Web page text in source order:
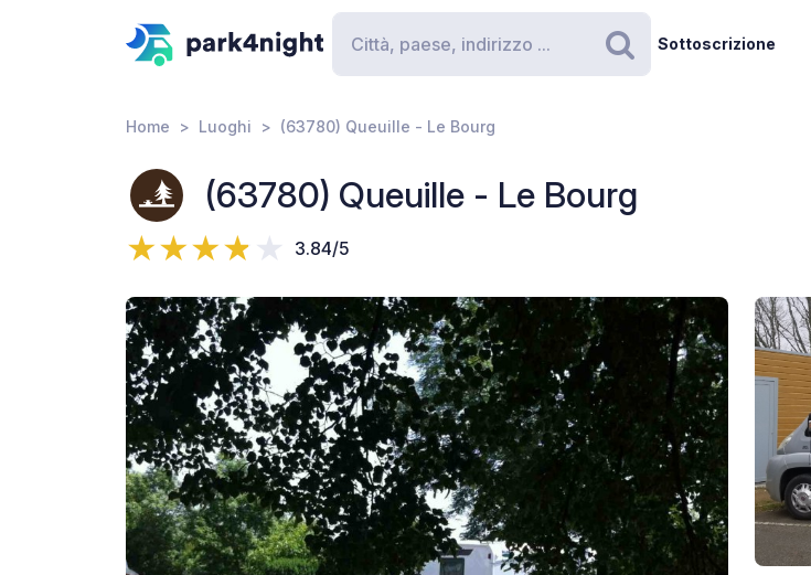
Ricerca
Sottoscrizione
Home Luoghi (63780) Queuille - Le Bourg
(63780) Queuille - Le Bourg
3.84/5